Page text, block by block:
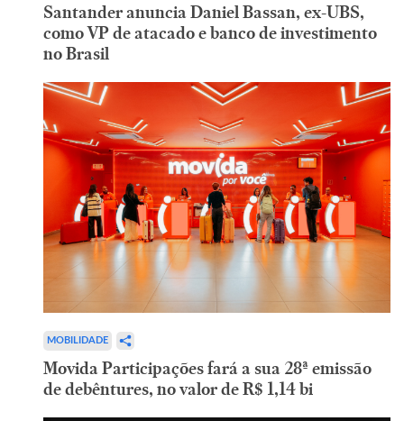
Santander anuncia Daniel Bassan, ex-UBS,
como VP de atacado e banco de investimento
no Brasil
MOBILIDADE
Movida Participações fará a sua 28ª emissão
de debêntures, no valor de R$ 1,14 bi